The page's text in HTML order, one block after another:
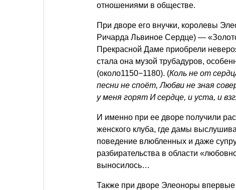
отношениями в обществе.
При дворе его внучки, королевы
Ричарда Львиное Сердце) —
Прекрасной Даме приобрели
стала она музой трубадуров,
(около1150−1180). (Коль не от
песни не споёт, Любви не зная
у меня горят И сердце, и уста, и
И именно при ее дворе получили
женского клуба, где дамы
поведение влюбленных и даже
разбирательства в области
выносилось…
Также при дворе Элеоноры впервые